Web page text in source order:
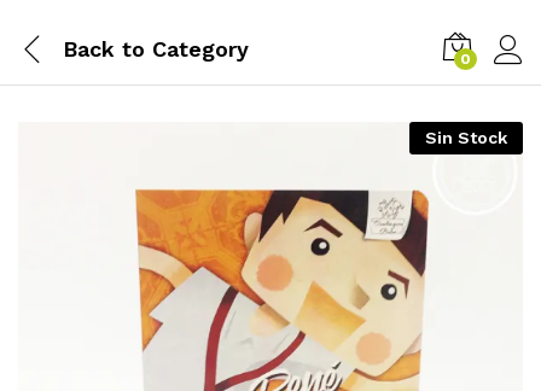
Back to Category 0
Sin Stock